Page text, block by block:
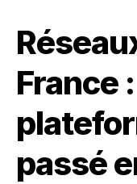
France
passé